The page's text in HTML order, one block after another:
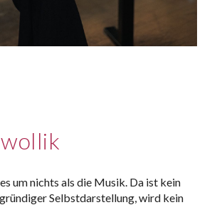
um nichts als die Musik. Da ist kein
Selbstdarstellung, wird kein